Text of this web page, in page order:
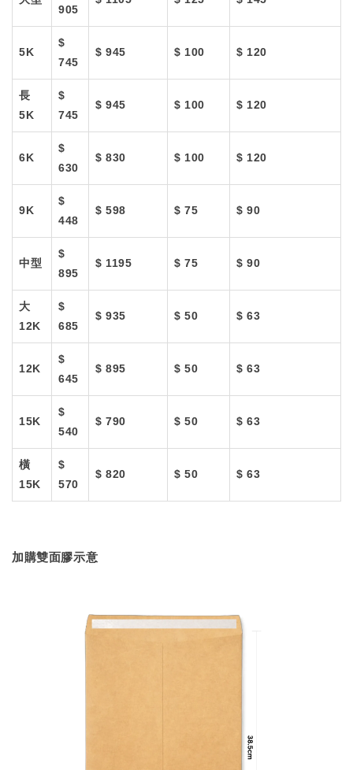
905
5K
$
745
$ 945 $ 100 $ 120
長
5K
$
745
$ 945 $ 100 $ 120
6K
$
630
$ 830 $ 100 $ 120
9K
$
448
$ 598 $ 75 $ 90
中型
$
895
$ 1195 $ 75 $ 90
大
12K
$
685
$ 935 $ 50 $ 63
12K
$
645
$ 895 $ 50 $ 63
15K
$
540
$ 790 $ 50 $ 63
橫
15K
$
570
$ 820 $ 50 $ 63
加購雙面膠示意